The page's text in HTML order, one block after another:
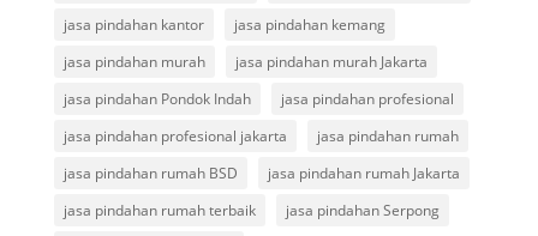
jasa pindahan kantor
jasa pindahan kemang
jasa pindahan murah
jasa pindahan murah Jakarta
jasa pindahan Pondok Indah
jasa pindahan profesional
jasa pindahan profesional jakarta
jasa pindahan rumah
jasa pindahan rumah BSD
jasa pindahan rumah Jakarta
jasa pindahan rumah terbaik
jasa pindahan Serpong